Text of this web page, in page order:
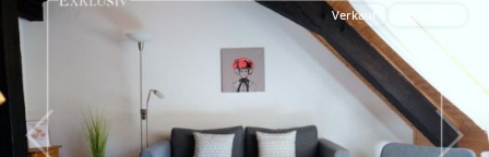
Previous Next
Verkauf